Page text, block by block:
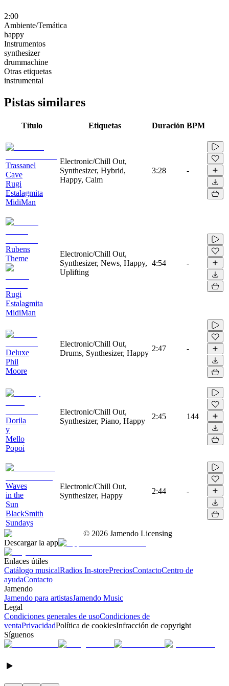
2:00
Ambiente/Temática
happy
Instrumentos
synthesizer
drummachine
Otras etiquetas
instrumental
Pistas similares
Título Etiquetas Duración BPM
Trassanel
Cave
Rugi
Estalagmita
MidiMan
Electronic/Chill Out,
Synthesizer, Hybrid,
Happy, Calm
3:28 -
Rubens
Theme
Rugi
Estalagmita
MidiMan
Electronic/Chill Out,
Synthesizer, News, Happy,
Uplifting
4:54 -
Deluxe
Phil
Moore
Electronic/Chill Out,
Drums, Synthesizer, Happy
2:47 -
Dorila
y
Mello
Popoi
Electronic/Chill Out,
Synthesizer, Piano, Happy
2:45 144
Waves
in the
Sun
BlackSmith
Sundays
Electronic/Chill Out,
Synthesizer, Happy
2:44 -
© 2026 Jamendo Licensing
Descargar la app
Enlaces útiles
Catálogo musicalRadios In-storePreciosContactoCentro de
ayudaContacto
Jamendo
Jamendo para artistasJamendo Music
Legal
Condiciones generales de usoCondiciones de
ventaPrivacidadPolítica de cookiesInfracción de copyright
Síguenos